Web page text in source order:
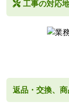
工事の対応
返品・交換、